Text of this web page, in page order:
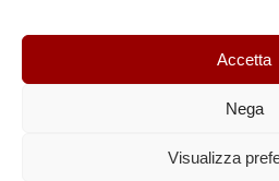
Accetta
Nega
Visualizza
DOWNLOAD